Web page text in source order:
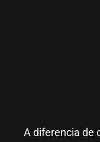
A diferencia de